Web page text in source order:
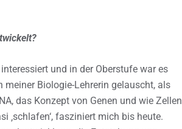
und in der Oberstufe war es
Biologie-Lehrerin gelauscht, als
das Konzept von Genen und wie Zellen
‚schlafen‘, fasziniert mich bis heute.